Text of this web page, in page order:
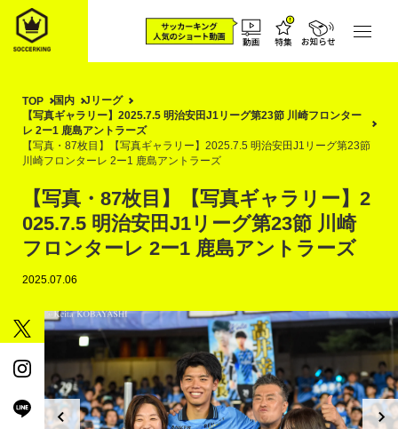
TOP 国内
Jリーグ
【写真ギャラリー】2025.7.5 明治安田J1リーグ第23節 川崎フロンター
レ 2ー1 鹿島アントラーズ
【写真・87枚目】【写真ギャラリー】2025.7.5 明治安田J1リーグ第23節
川崎フロンターレ 2ー1 鹿島アントラーズ
【写真・87枚目】【写真ギャラリー】2
025.7.5 明治安田J1リーグ第23節 川崎
フロンターレ 2ー1 鹿島アントラーズ
2025.07.06